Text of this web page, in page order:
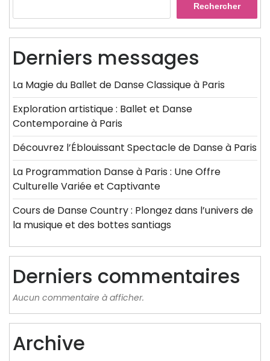
Rechercher
Derniers messages
La Magie du Ballet de Danse Classique à Paris
Exploration artistique : Ballet et Danse
Contemporaine à Paris
Découvrez l’Éblouissant Spectacle de Danse à Paris
La Programmation Danse à Paris : Une Offre
Culturelle Variée et Captivante
Cours de Danse Country : Plongez dans l’univers de
la musique et des bottes santiags
Derniers commentaires
Aucun commentaire à afficher.
Archive